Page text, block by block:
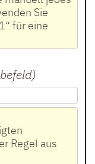
Sie
für eine
)
Regel aus